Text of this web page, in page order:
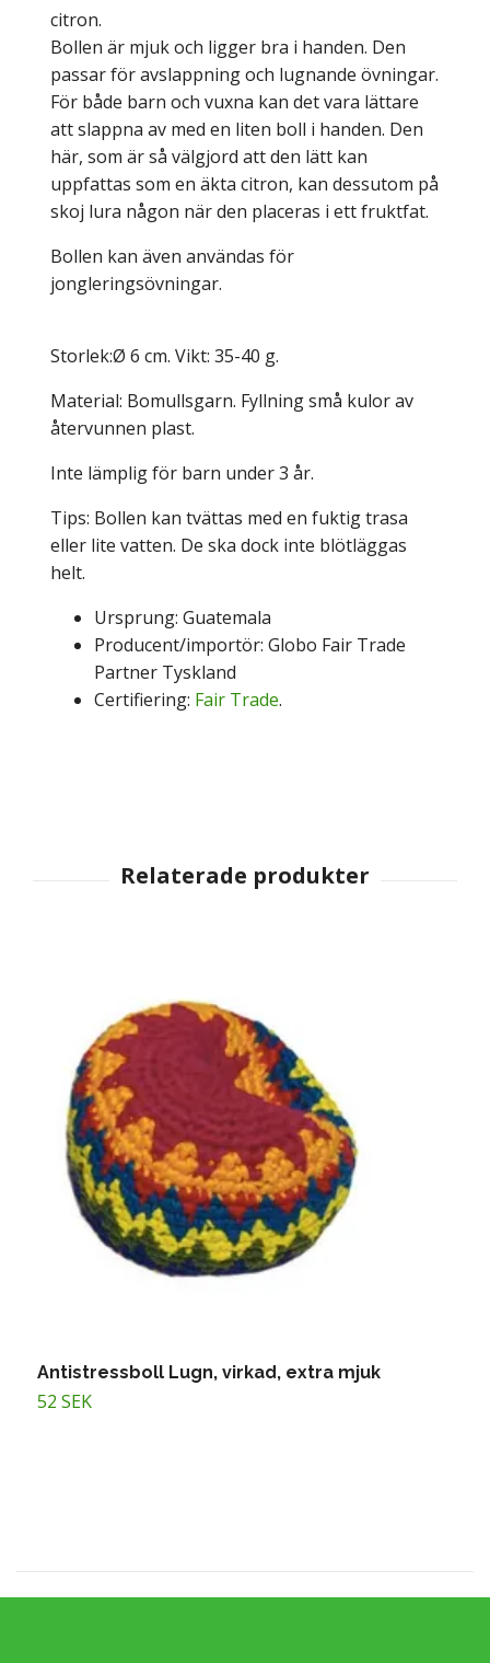
citron.
Bollen är mjuk och ligger bra i handen. Den
passar för avslappning och lugnande övningar.
För både barn och vuxna kan det vara lättare
att slappna av med en liten boll i handen. Den
här, som är så välgjord att den lätt kan
uppfattas som en äkta citron, kan dessutom på
skoj lura någon när den placeras i ett fruktfat.
Bollen kan även användas för
jongleringsövningar.
Storlek:Ø 6 cm. Vikt: 35-40 g.
Material: Bomullsgarn. Fyllning små kulor av
återvunnen plast.
Inte lämplig för barn under 3 år.
Tips: Bollen kan tvättas med en fuktig trasa
eller lite vatten. De ska dock inte blötläggas
helt.
Ursprung: Guatemala
Producent/importör: Globo Fair Trade
Partner Tyskland
Certifiering: Fair Trade.
Antistressboll Lugn, virkad, extra mjuk
52 SEK